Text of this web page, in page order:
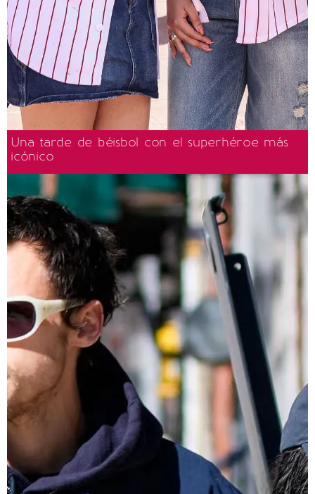
Una tarde de béisbol con el superhéroe más
icónico